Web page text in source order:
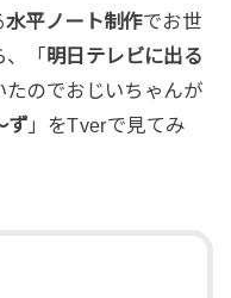
水平ノート制作でお世
、「明日テレビに出る
たのでおじいちゃんが
ず」をTverで見てみ